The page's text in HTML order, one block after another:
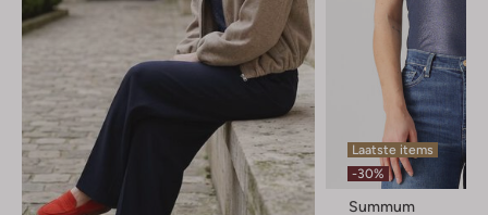
Laatste items
-30%
Summum